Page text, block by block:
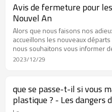
Avis de fermeture pour
Nouvel An
Alors que nous faisons nos
accueillons les nouveaux
nous souhaitons vous informer
des fêtes. Veuillez noter que
2023/12/29
que se passe-t-il si vous
plastique ? - Les dangers